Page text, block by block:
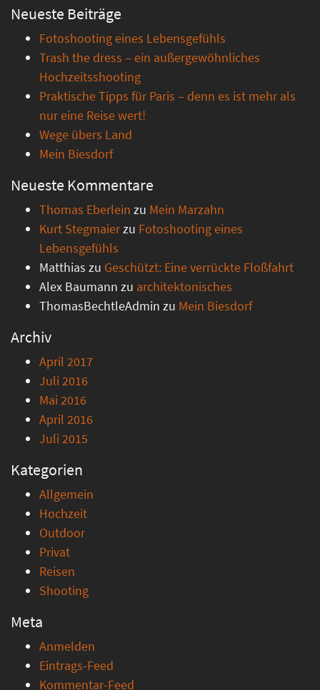
Neueste Beiträge
Fotoshooting eines Lebensgefühls
Trash the dress – ein außergewöhnliches
Hochzeitsshooting
Praktische Tipps für Paris – denn es ist mehr als
nur eine Reise wert!
Wege übers Land
Mein Biesdorf
Neueste Kommentare
Thomas Eberlein zu Mein Marzahn
Kurt Stegmaierzu Fotoshooting eines
Lebensgefühls
Matthias zu Geschützt: Eine verrückte Floßfahrt
Alex Baumann zu architektonisches
ThomasBechtleAdmin zu Mein Biesdorf
Archiv
April 2017
Juli 2016
Mai 2016
April 2016
Juli 2015
Kategorien
Allgemein
Hochzeit
Outdoor
Privat
Reisen
Shooting
Meta
Anmelden
Eintrags-Feed
Kommentar-Feed